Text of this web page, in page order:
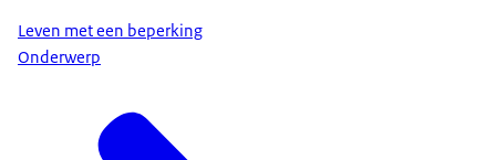
Leven met een beperking
Onderwerp